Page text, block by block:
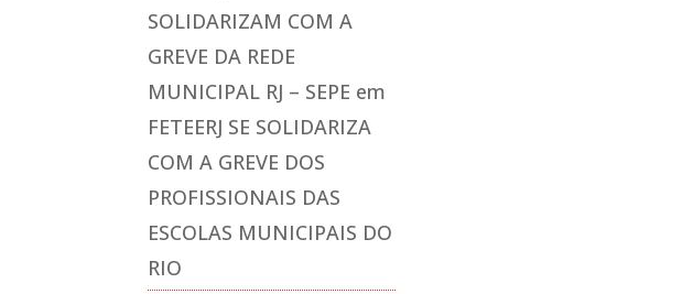
SOLIDARIZAM COM A
GREVE DA REDE
MUNICIPAL RJ – SEPE em
FETEERJ SE SOLIDARIZA
COM A GREVE DOS
PROFISSIONAIS DAS
ESCOLAS MUNICIPAIS DO
RIO